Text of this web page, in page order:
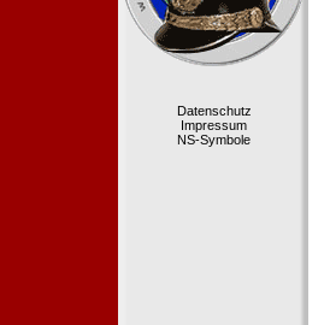
Datenschutz
Impressum
NS-Symbole